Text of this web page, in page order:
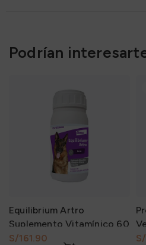
Podrían
Equilibrium Artro
Suplemento Vitamínico 60
Tabletas
S/ S/